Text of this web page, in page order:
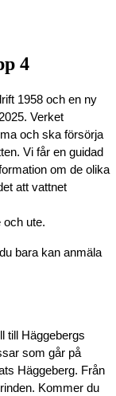
4
1958 och en ny
Verket
och ska försörja
Vi får en guidad
om de olika
att vattnet
och ute.
bara kan anmäla
till Häggebergs
som går på
Häggeberg. Från
Kommer du